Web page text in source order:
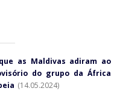
as Maldivas adiram ao
do grupo da África
(14.05.2024)